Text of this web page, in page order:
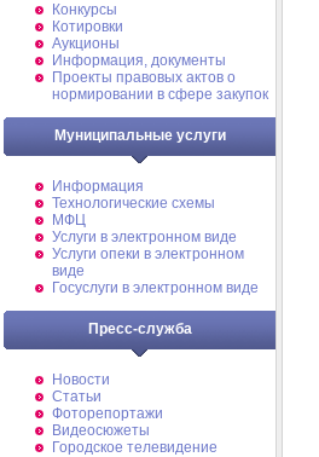
Конкурсы
Котировки
Аукционы
Информация, документы
Проекты правовых актов о
нормировании в сфере закупок
Муниципальные услуги
Информация
Технологические схемы
МФЦ
Услуги в электронном виде
Услуги опеки в электронном
виде
Госуслуги в электронном виде
Пресс-служба
Новости
Статьи
Фоторепортажи
Видеосюжеты
Городское телевидение